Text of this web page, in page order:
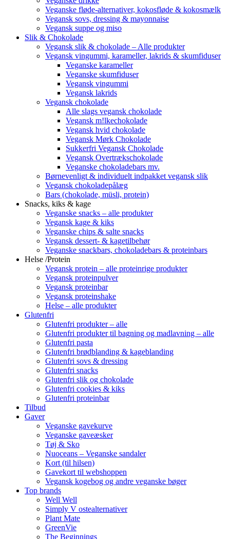
Veganske fløde-alternativer, kokosfløde & kokosmælk
Vegansk sovs, dressing & mayonnaise
Vegansk suppe og miso
Slik & Chokolade
Vegansk slik & chokolade – Alle produkter
Vegansk vingummi, karameller, lakrids & skumfiduser
Veganske karameller
Veganske skumfiduser
Vegansk vingummi
Vegansk lakrids
Vegansk chokolade
Alle slags vegansk chokolade
Vegansk m!lkechokolade
Vegansk hvid chokolade
Vegansk Mørk Chokolade
Sukkerfri Vegansk Chokolade
Vegansk Overtrækschokolade
Veganske chokoladebars mv.
Børnevenligt & individuelt indpakket vegansk slik
Vegansk chokoladepålæg
Bars (chokolade, müsli, protein)
Snacks, kiks & kage
Veganske snacks – alle produkter
Vegansk kage & kiks
Veganske chips & salte snacks
Vegansk dessert- & kagetilbehør
Veganske snackbars, chokoladebars & proteinbars
Helse /Protein
Vegansk protein – alle proteinrige produkter
Vegansk proteinpulver
Vegansk proteinbar
Vegansk proteinshake
Helse – alle produkter
Glutenfri
Glutenfri produkter – alle
Glutenfri produkter til bagning og madlavning – alle
Glutenfri pasta
Glutenfri brødblanding & kageblanding
Glutenfri sovs & dressing
Glutenfri snacks
Glutenfri slik og chokolade
Glutenfri cookies & kiks
Glutenfri proteinbar
Tilbud
Gaver
Veganske gavekurve
Veganske gaveæsker
Tøj & Sko
Nuoceans – Veganske sandaler
Kort (til hilsen)
Gavekort til webshoppen
Vegansk kogebog og andre veganske bøger
Top brands
Well Well
Simply V ostealternativer
Plant Mate
GreenVie
The Beginnings